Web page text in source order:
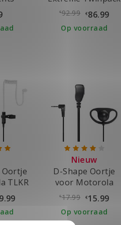
€92.99 €86.99
Op voorraad
Oortje
TLKR
Nieuw
D-Shape Oortje
voor Motorola
TLKR
€17.99 €15.99
Op voorraad